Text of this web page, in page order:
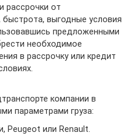
рассрочки от
выгодные условия
предложенными
необходимое
в рассрочку или кредит
компании в
параметрами груза:
Peugeot или Renault.